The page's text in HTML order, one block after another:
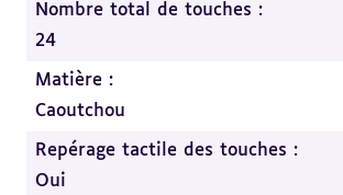
Nombre total de touches :
24
Matière :
Caoutchou
Repérage tactile des touches :
Oui